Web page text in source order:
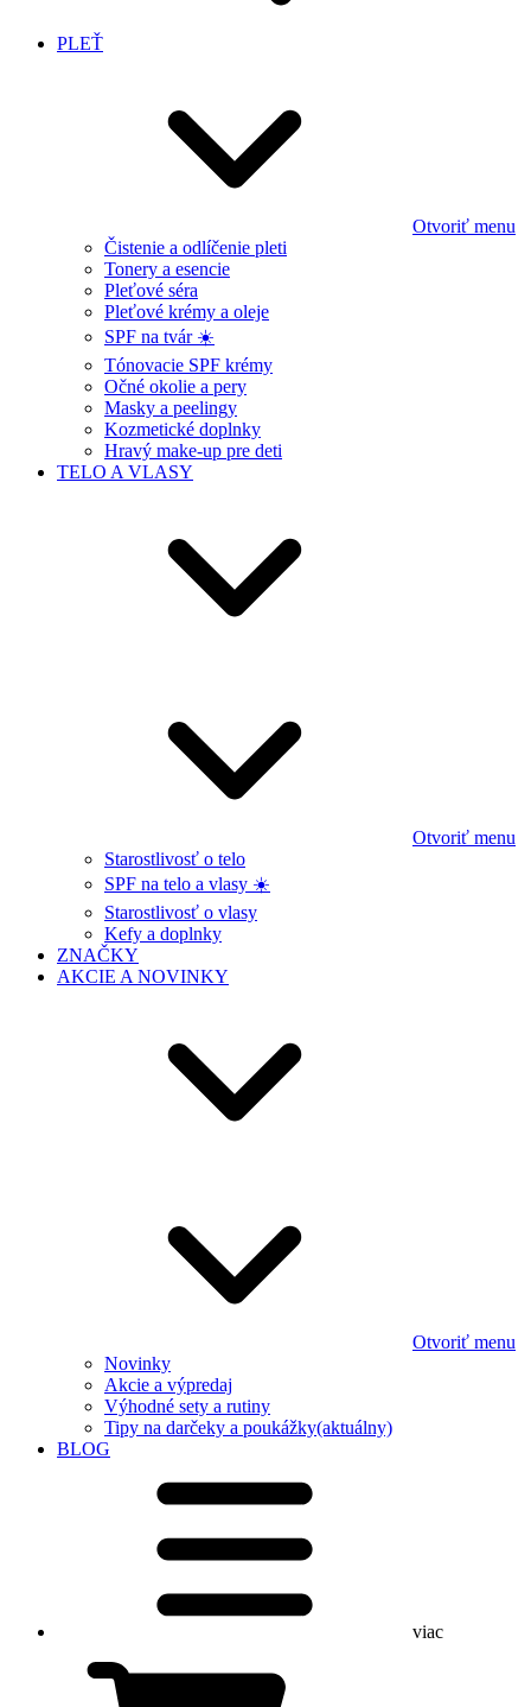
PLEŤ
Otvoriť menu
Čistenie a odlíčenie pleti
Tonery a esencie
Pleťové séra
Pleťové krémy a oleje
SPF na tvár ☀️
Tónovacie SPF krémy
Očné okolie a pery
Masky a peelingy
Kozmetické doplnky
Hravý make-up pre deti
TELO A VLASY
Otvoriť menu
Starostlivosť o telo
SPF na telo a vlasy ☀️
Starostlivosť o vlasy
Kefy a doplnky
ZNAČKY
AKCIE A NOVINKY
Otvoriť menu
Novinky
Akcie a výpredaj
Výhodné sety a rutiny
Tipy na darčeky a poukážky(aktuálny)
BLOG
viac